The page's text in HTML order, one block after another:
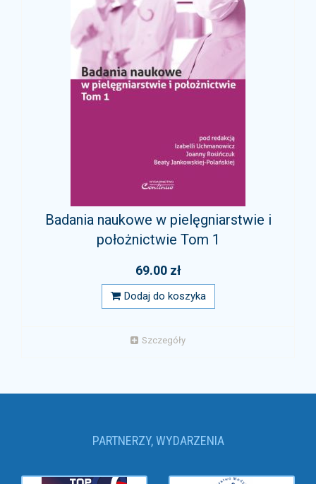
Badania naukowe w pielęgniarstwie i
położnictwie Tom 1
69.00 zł
Dodaj do koszyka
Szczegóły
PARTNERZY, WYDARZENIA